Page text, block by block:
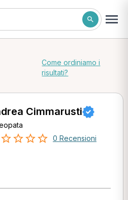
Come ordiniamo i
risultati?
Cimmarusti
0 Recensioni